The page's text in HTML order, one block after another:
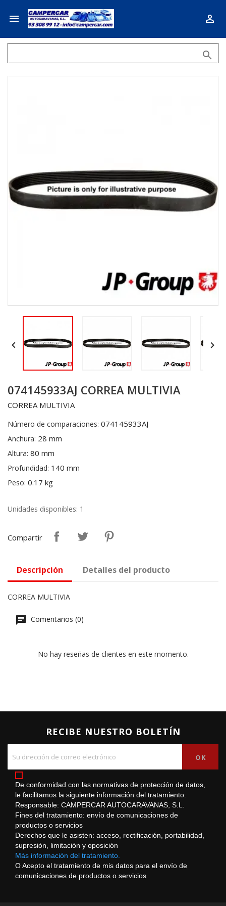
 

 
074145933AJ CORREA MULTIVIA
CORREA MULTIVIA
Número de comparaciones: 074145933AJ
Anchura: 28 mm
Altura: 80 mm
Profundidad: 140 mm
Peso: 0.17 kg
Unidades disponibles: 1
Compartir
Descripción Detalles del producto
CORREA MULTIVIA
Comentarios (0)
No hay reseñas de clientes en este momento.
RECIBE NUESTRO BOLETÍN
De conformidad con las normativas de protección de datos,
le facilitamos la siguiente información del tratamiento:
Responsable: CAMPERCAR AUTOCARAVANAS, S.L.
Fines del tratamiento: envío de comunicaciones de
productos o servicios
Derechos que le asisten: acceso, rectificación, portabilidad,
supresión, limitación y oposición
Más información del tratamiento.
O Acepto el tratamiento de mis datos para el envío de
comunicaciones de productos o servicios